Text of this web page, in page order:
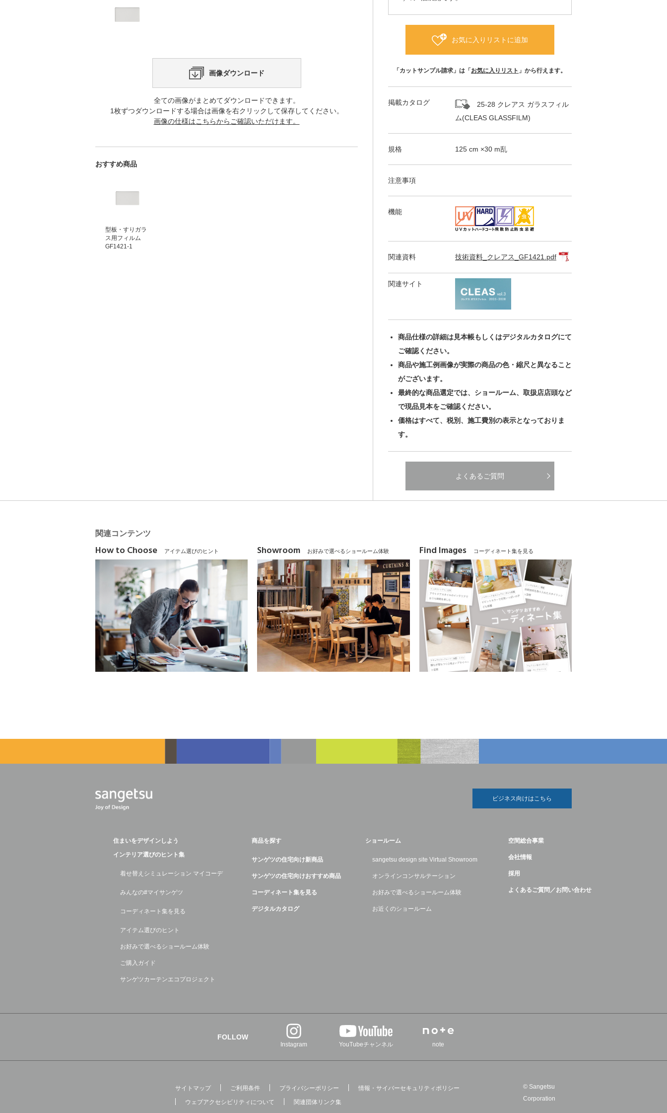
画像ダウンロード
全ての画像がまとめてダウンロードできます。
1枚ずつダウンロードする場合は画像を右クリックして保存してください。
画像の仕様はこちらからご確認いただけます。
おすすめ商品
型板・すりガラ
ス用フィルム
GF1421-1
お気に入りリストに追加
「カットサンプル請求」は「 お気に入りリスト 」から行えます。
掲載カタログ
25-28 クレアス ガラスフィル
ム(CLEAS GLASSFILM)
規格 125 cm ×30 m乱
注意事項
機能
関連資料 技術資料_クレアス_GF1421.pdf
関連サイト
商品仕様の詳細は見本帳もしくはデジタルカタログにて
ご確認ください。
商品や施工例画像が実際の商品の色・縮尺と異なること
がございます。
最終的な商品選定では、ショールーム、取扱店店頭など
で現品見本をご確認ください。
価格はすべて、税別、施工費別の表示となっておりま
す。
よくあるご質問
関連コンテンツ
How to Choose アイテム選びのヒント Showroom お好みで選べるショールーム体験 Find Images コーディネート集を見る
ビジネス向けはこちら
住まいをデザインしよう
インテリア選びのヒント集
着せ替えシミュレーション マイコーデ
みんなの#マイサンゲツ
コーディネート集を見る
アイテム選びのヒント
お好みで選べるショールーム体験
ご購入ガイド
サンゲツカーテンエコプロジェクト
商品を探す
サンゲツの住宅向け新商品
サンゲツの住宅向けおすすめ商品
コーディネート集を見る
デジタルカタログ
ショールーム
sangetsu design site Virtual Showroom
オンラインコンサルテーション
お好みで選べるショールーム体験
お近くのショールーム
空間総合事業
会社情報
採用
よくあるご質問／お問い合わせ
FOLLOW
Instagram YouTubeチャンネル note
サイトマップ ご利用条件 プライバシーポリシー
情報・サイバーセキュリティポリシー
ウェブアクセシビリティについて
関連団体リンク集
© Sangetsu
Corporation